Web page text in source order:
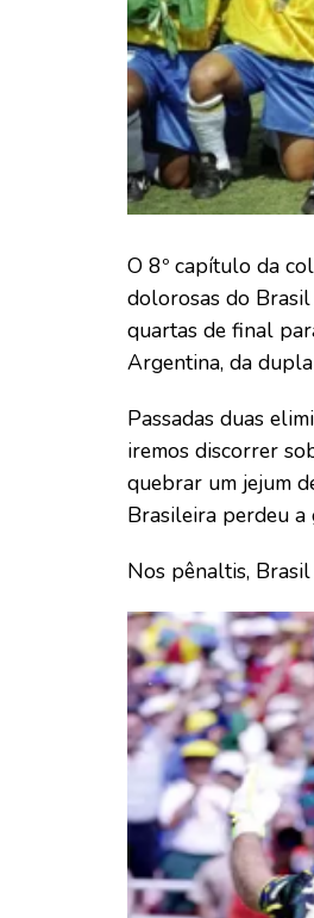
O 8º capítulo da
dolorosas do
quartas de final
Argentina, da
Passadas duas
iremos discorrer
quebrar um jejum
Brasileira perdeu a
Nos pênaltis,